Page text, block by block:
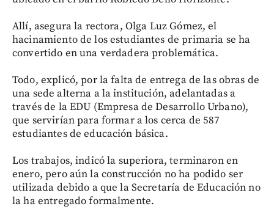
Allí, asegura la rectora, Olga Luz Gómez, el
hacinamiento de los estudiantes de primaria se ha
convertido en una verdadera problemática.
Todo, explicó, por la falta de entrega de las obras de
una sede alterna a la institución, adelantadas a
través de la EDU (Empresa de Desarrollo Urbano),
que servirían para formar a los cerca de 587
estudiantes de educación básica.
Los trabajos, indicó la superiora, terminaron en
enero, pero aún la construcción no ha podido ser
utilizada debido a que la Secretaría de Educación no
la ha entregado formalmente.